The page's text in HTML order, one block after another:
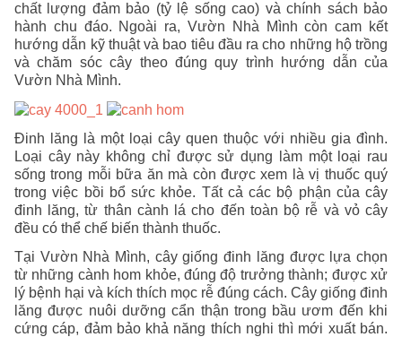
chất lượng đảm bảo (tỷ lệ sống cao) và chính sách bảo
hành chu đáo. Ngoài ra, Vườn Nhà Mình còn cam kết
hướng dẫn kỹ thuật và bao tiêu đầu ra cho những hộ trồng
và chăm sóc cây theo đúng quy trình hướng dẫn của
Vườn Nhà Mình.
Đinh lăng là một loại cây quen thuộc với nhiều gia đình.
Loại cây này không chỉ được sử dụng làm một loại rau
sống trong mỗi bữa ăn mà còn được xem là vị thuốc quý
trong việc bồi bổ sức khỏe. Tất cả các bộ phận của cây
đinh lăng, từ thân cành lá cho đến toàn bộ rễ và vỏ cây
đều có thể chế biến thành thuốc.
Tại Vườn Nhà Mình, cây giống đinh lăng được lựa chọn
từ những cành hom khỏe, đúng độ trưởng thành; được xử
lý bệnh hại và kích thích mọc rễ đúng cách. Cây giống đinh
lăng được nuôi dưỡng cẩn thận trong bầu ươm đến khi
cứng cáp, đảm bảo khả năng thích nghi thì mới xuất bán.